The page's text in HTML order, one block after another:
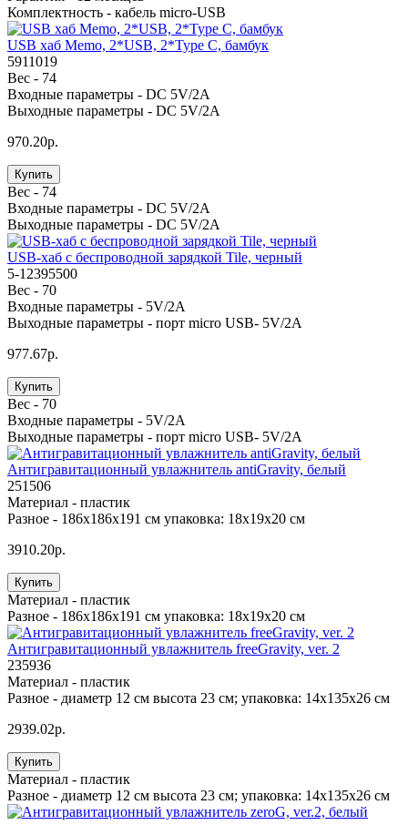
Комплектность - кабель micro-USB
USB хаб Memo, 2*USB, 2*Type C, бамбук
5911019
Вес - 74
Входные параметры - DC 5V/2A
Выходные параметры - DC 5V/2A
970.20р.
Купить
Вес - 74
Входные параметры - DC 5V/2A
Выходные параметры - DC 5V/2A
USB-хаб с беспроводной зарядкой Tile, черный
5-12395500
Вес - 70
Входные параметры - 5V/2A
Выходные параметры - порт micro USB- 5V/2A
977.67р.
Купить
Вес - 70
Входные параметры - 5V/2A
Выходные параметры - порт micro USB- 5V/2A
Антигравитационный увлажнитель antiGravity, белый
251506
Материал - пластик
Разное - 186x186x191 см упаковка: 18x19x20 см
3910.20р.
Купить
Материал - пластик
Разное - 186x186x191 см упаковка: 18x19x20 см
Антигравитационный увлажнитель freeGravity, ver. 2
235936
Материал - пластик
Разное - диаметр 12 см высота 23 см; упаковка: 14x135x26 см
2939.02р.
Купить
Материал - пластик
Разное - диаметр 12 см высота 23 см; упаковка: 14x135x26 см